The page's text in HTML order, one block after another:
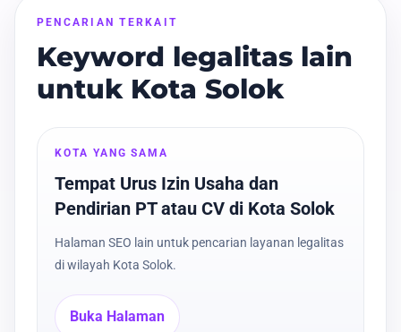
PENCARIAN TERKAIT
Keyword legalitas lain
untuk Kota Solok
KOTA YANG SAMA
Tempat Urus Izin Usaha dan
Pendirian PT atau CV di Kota Solok
Halaman SEO lain untuk pencarian layanan legalitas
di wilayah Kota Solok.
Buka Halaman